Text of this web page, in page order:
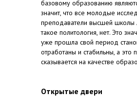
базовому образованию
значит, что все молодые
преподаватели высшей школы
такое политология, нет. Это
уже прошла свой период
отработаны и стабильны, а это
сказывается на качестве
Открытые двери